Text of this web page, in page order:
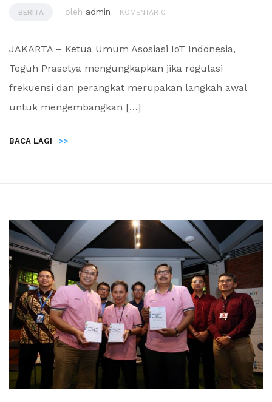
BERITA oleh admin KOMENTAR 0
JAKARTA – Ketua Umum Asosiasi IoT Indonesia,
Teguh Prasetya mengungkapkan jika regulasi
frekuensi dan perangkat merupakan langkah awal
untuk mengembangkan […]
BACA LAGI >>